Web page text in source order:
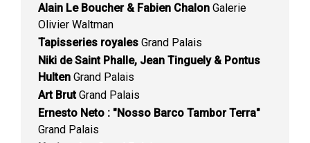
Alain Le Boucher & Fabien Chalon Galerie
Olivier Waltman
Tapisseries royales Grand Palais
Niki de Saint Phalle, Jean Tinguely & Pontus
Hulten Grand Palais
Art BrutGrand Palais
Ernesto Neto : "Nosso Barco Tambor Terra"
Grand Palais